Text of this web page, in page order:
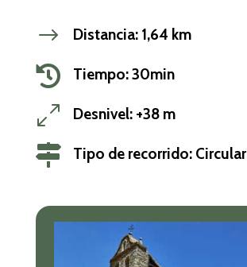
$ Distancia: 1,64 km
 Tiempo: 30min
0 Desnivel: +38 m
 Tipo de recorrido: Circular